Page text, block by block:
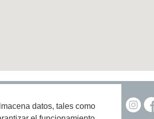
datos, tales como
cookies